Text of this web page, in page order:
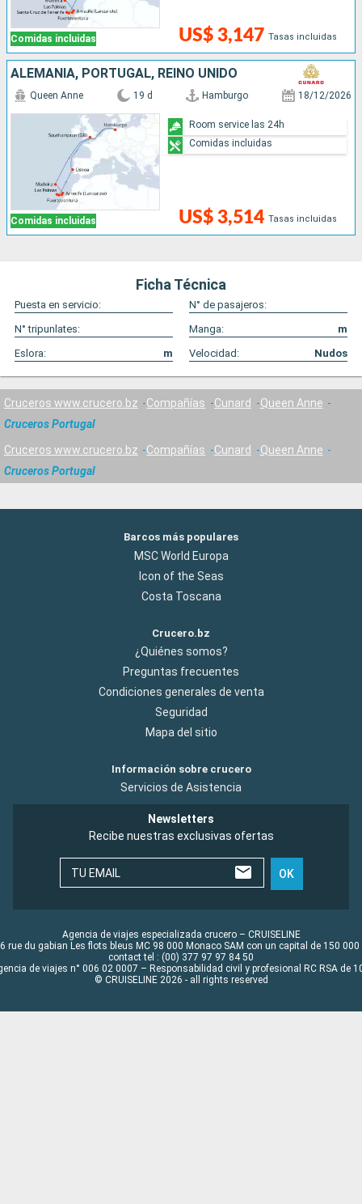
Comidas incluidas US$ 3,147 Tasas incluidas
ALEMANIA, PORTUGAL, REINO UNIDO
Comidas incluidas
Queen Anne 19 d Hamburgo 18/12/2026
US$ 3,514 Tasas incluidas
Room service las 24h
Comidas incluidas
Ficha Técnica
Puesta en servicio:
N° de pasajeros:
N° tripunlates:
Manga:
m
Eslora:
m Velocidad: Nudos
Cruceros www.crucero.bz Compañías Cunard
Queen Anne
Cruceros Portugal
Cruceros www.crucero.bz Compañías Cunard
Queen Anne
Cruceros Portugal
Barcos más populares
MSC World Europa
Icon of the Seas
Costa Toscana
Crucero.bz
¿Quiénes somos?
Preguntas frecuentes
Condiciones generales de venta
Seguridad
Mapa del sitio
Información sobre crucero
Servicios de Asistencia
Newsletters
Recibe nuestras exclusivas ofertas
TU EMAIL OK
Agencia de viajes especializada crucero – CRUISELINE
rue du gabian Les flots bleus MC 98 000 Monaco SAM con un capital de 150 000
contact tel : (00) 377 97 97 84 50
de viajes n° 006 02 0007 – Responsabilidad civil y profesional RC RSA de
© CRUISELINE 2026 - all rights reserved